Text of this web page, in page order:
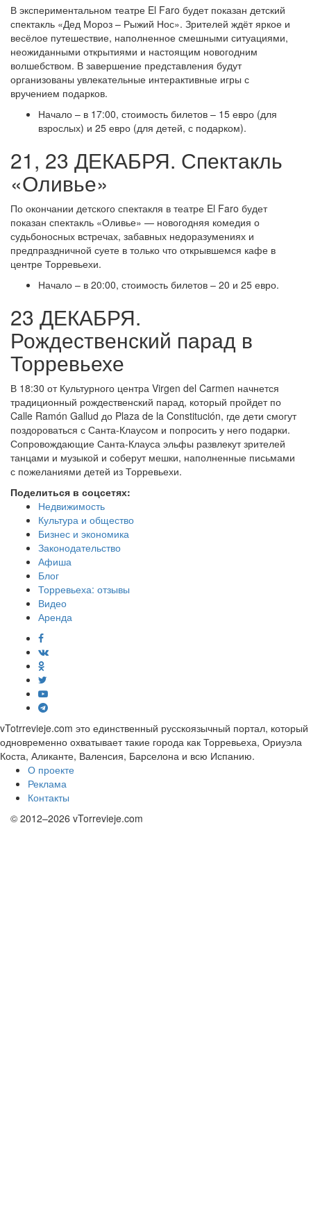
В экспериментальном театре El Faro будет показан детский
спектакль «Дед Мороз – Рыжий Нос». Зрителей ждёт яркое и
весёлое путешествие, наполненное смешными ситуациями,
неожиданными открытиями и настоящим новогодним
волшебством. В завершение представления будут
организованы увлекательные интерактивные игры с
вручением подарков.
Начало – в 17:00, стоимость билетов – 15 евро (для
взрослых) и 25 евро (для детей, с подарком).
21, 23 ДЕКАБРЯ. Спектакль
«Оливье»
По окончании детского спектакля в театре El Faro будет
показан спектакль «Оливье» — новогодняя комедия о
судьбоносных встречах, забавных недоразумениях и
предпраздничной суете в только что открывшемся кафе в
центре Торревьехи.
Начало – в 20:00, стоимость билетов – 20 и 25 евро.
23 ДЕКАБРЯ.
Рождественский парад в
Торревьехе
В 18:30 от Культурного центра Virgen del Carmen начнется
традиционный рождественский парад, который пройдет по
Calle Ramón Gallud до Plaza de la Constitución, где дети смогут
поздороваться с Санта-Клаусом и попросить у него подарки.
Сопровождающие Санта-Клауса эльфы развлекут зрителей
танцами и музыкой и соберут мешки, наполненные письмами
с пожеланиями детей из Торревьехи.
Поделиться в соцсетях:
Недвижимость
Культура и общество
Бизнес и экономика
Законодательство
Афиша
Блог
Торревьеха: отзывы
Видео
Аренда
vTotrrevieje.com это единственный русскоязычный портал, который
одновременно охватывает такие города как Торревьеха, Ориуэла
Коста, Аликанте, Валенсия, Барселона и всю Испанию.
О проекте
Реклама
Контакты
© 2012–2026 vTorrevieje.com